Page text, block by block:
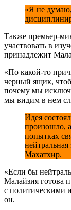
«Я не думаю,
Также премьер-
участвовать в
принадлежит
«По какой-то
черный ящик,
почему мы
мы видим в нем
Идея
произошло,
попытках
Махатхир.
«Если бы
Малайзия готова
с политическими
он.